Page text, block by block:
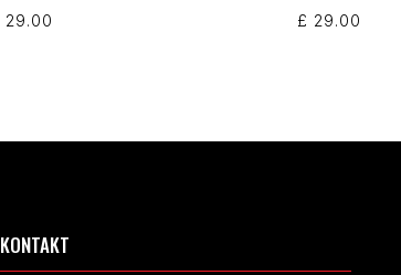
29.00 £ 29.00
KONTAKT